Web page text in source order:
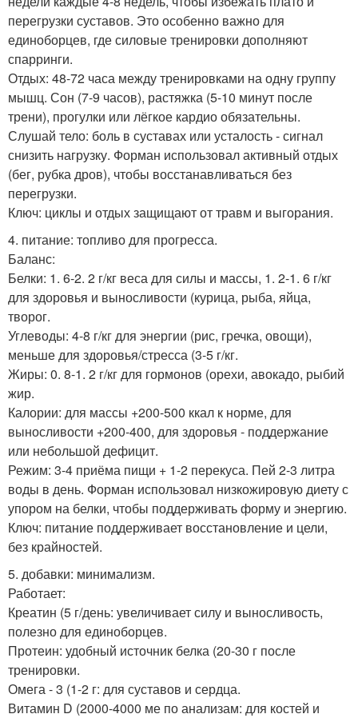
перегрузки суставов. Это особенно важно для
единоборцев, где силовые тренировки дополняют
спарринги.
Отдых: 48-72 часа между тренировками на одну группу
мышц. Сон (7-9 часов), растяжка (5-10 минут после
трени), прогулки или лёгкое кардио обязательны.
Слушай тело: боль в суставах или усталость - сигнал
снизить нагрузку. Форман использовал активный отдых
(бег, рубка дров), чтобы восстанавливаться без
перегрузки.
Ключ: циклы и отдых защищают от травм и выгорания.
4. питание: топливо для прогресса.
Баланс:
Белки: 1. 6-2. 2 г/кг веса для силы и массы, 1. 2-1. 6 г/кг
для здоровья и выносливости (курица, рыба, яйца,
творог.
Углеводы: 4-8 г/кг для энергии (рис, гречка, овощи),
меньше для здоровья/стресса (3-5 г/кг.
Жиры: 0. 8-1. 2 г/кг для гормонов (орехи, авокадо, рыбий
жир.
Калории: для массы +200-500 ккал к норме, для
выносливости +200-400, для здоровья - поддержание
или небольшой дефицит.
Режим: 3-4 приёма пищи + 1-2 перекуса. Пей 2-3 литра
воды в день. Форман использовал низкожировую диету с
упором на белки, чтобы поддерживать форму и энергию.
Ключ: питание поддерживает восстановление и цели,
без крайностей.
5. добавки: минимализм.
Работает:
Креатин (5 г/день: увеличивает силу и выносливость,
полезно для единоборцев.
Протеин: удобный источник белка (20-30 г после
тренировки.
Омега - 3 (1-2 г: для суставов и сердца.
Витамин D (2000-4000 ме по анализам: для костей и